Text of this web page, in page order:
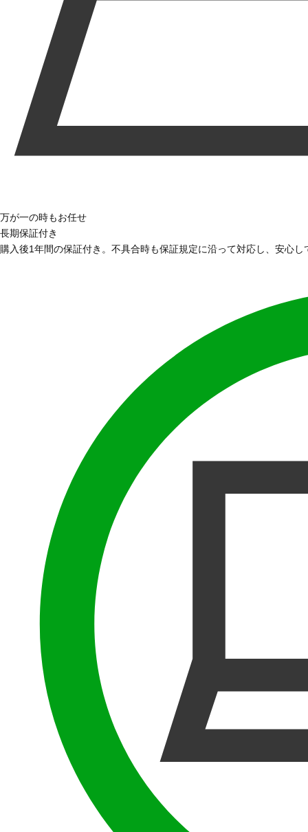
万が一の時もお任せ
長期保証付き
購入後1年間の保証付き。不具合時も保証規定に沿って対応し、安心